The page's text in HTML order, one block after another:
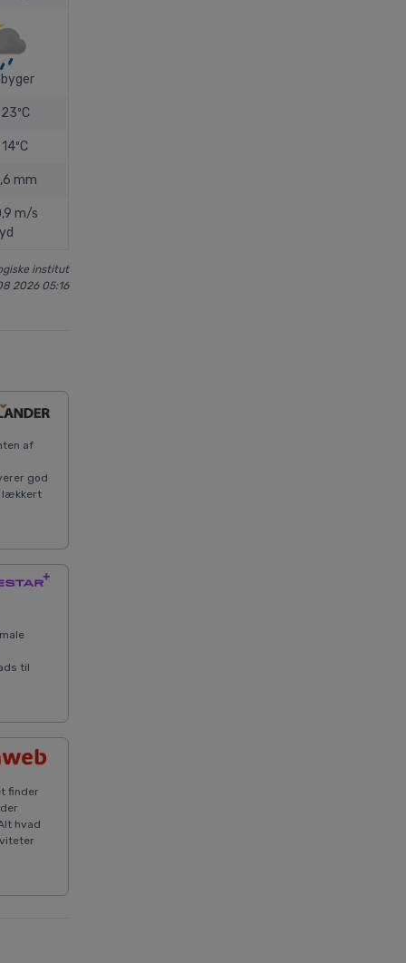
23ºC
14ºC
mm
m/s
institut
2026 05:16
af
god
lækkert
til
finder
hvad